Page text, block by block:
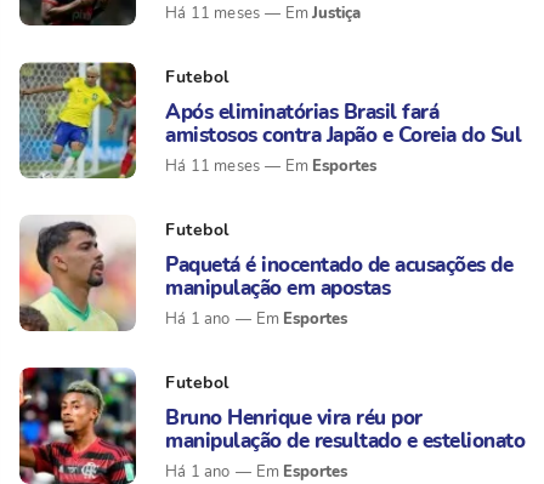
Há 11 meses Justiça
Futebol
Após eliminatórias Brasil fará
amistosos contra Japão e Coreia do Sul
Há 11 meses Esportes
Futebol
Paquetá é inocentado de acusações de
manipulação em apostas
Há 1 ano Esportes
Futebol
Bruno Henrique vira réu por
manipulação de resultado e estelionato
Há 1 ano Esportes